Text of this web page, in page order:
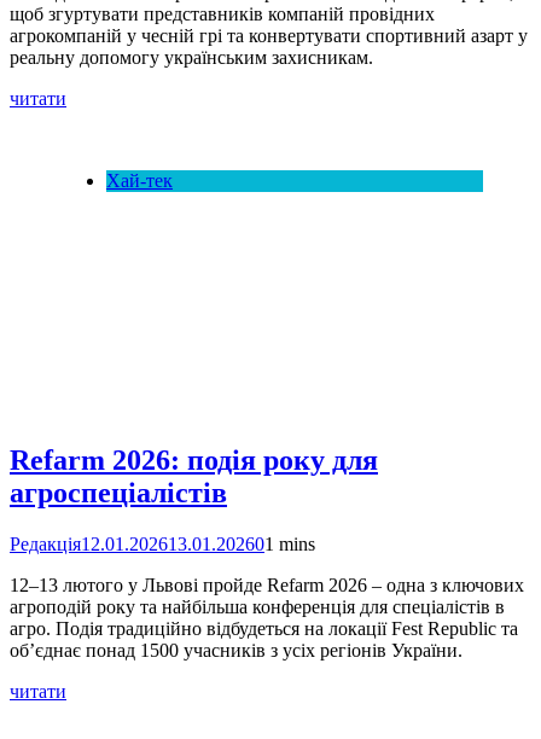
щоб згуртувати представників компаній провідних
агрокомпаній у чесній грі та конвертувати спортивний азарт у
реальну допомогу українським захисникам.
читати
Хай-тек
Refarm 2026: подія року для
агроспеціалістів
Редакція12.01.202613.01.202601 mins
12–13 лютого у Львові пройде Refarm 2026 – одна з ключових
агроподій року та найбільша конференція для спеціалістів в
агро. Подія традиційно відбудеться на локації Fest Republic та
об’єднає понад 1500 учасників з усіх регіонів України.
читати